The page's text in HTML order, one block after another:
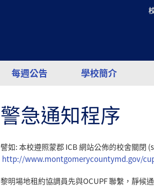
每週公告 學校簡介
警急通知程序
譬如: 本校遵照蒙郡 ICB 網站公佈的校舍關
http://www.montgomerycountymd.gov/
黎明場地租約協調員先與OCUPF 聯繫，靜候